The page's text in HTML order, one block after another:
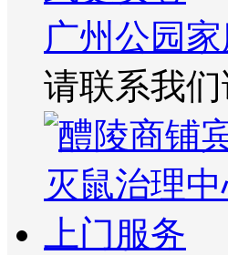
广州公园
请联系我